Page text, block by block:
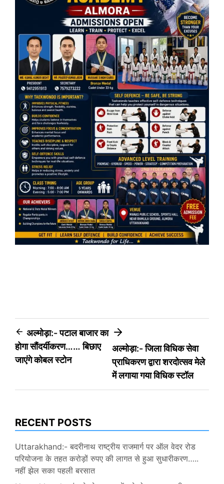
Post
navigation
अल्मोड़ा:- पटाल बाजार का
होगा सौंदर्यीकरण…… बिछाए
जाएंगे कोबल स्टोन
अल्मोड़ा:- जिला विधिक सेवा
प्राधिकरण द्वारा शरदोत्सव मेले
में लगाया गया विधिक स्टॉल
RECENT POSTS
Uttarakhand:- बदरीनाथ राष्ट्रीय राजमार्ग पर ऑल वेदर रोड
परियोजना के तहत करोड़ों रुपए की लागत से हुआ सुधारीकरण…..
नहीं झेल सका पहली बरसात